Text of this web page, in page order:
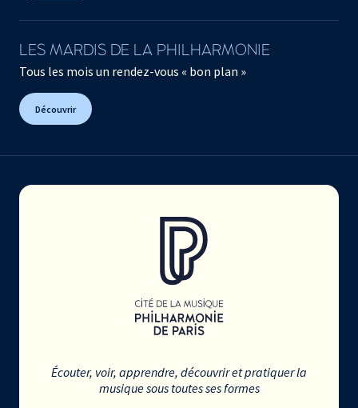
LES MARDIS DE LA PHILHARMONIE
Tous les mois un rendez-vous « bon plan »
Découvrir
Écouter, voir, apprendre, découvrir et pratiquer la
musique sous toutes ses formes